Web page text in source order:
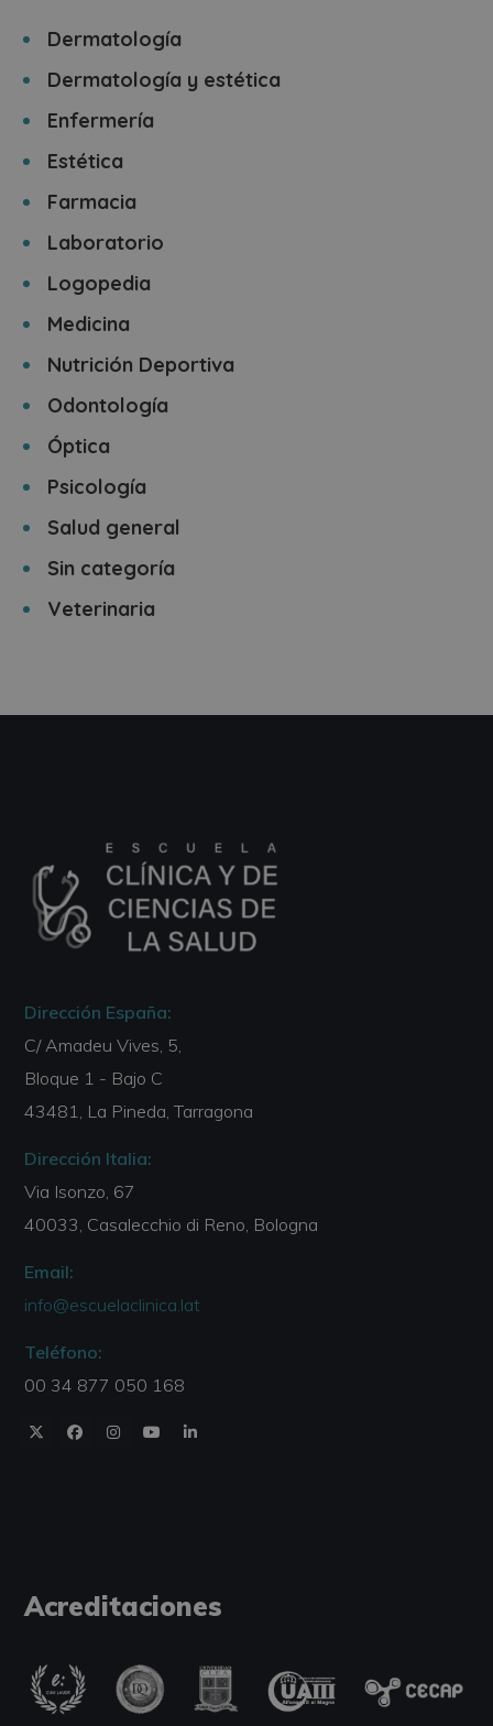
Dermatología
Dermatología y estética
Enfermería
Estética
Farmacia
Laboratorio
Logopedia
Medicina
Nutrición Deportiva
Odontología
Óptica
Psicología
Salud general
Sin categoría
Veterinaria
Dirección España:
C/ Amadeu Vives, 5,
Bloque 1 - Bajo C
43481, La Pineda, Tarragona
Dirección Italia:
Via Isonzo, 67
40033, Casalecchio di Reno, Bologna
Email:
info@escuelaclinica.lat
Teléfono:
00 34 877 050 168
Acreditaciones